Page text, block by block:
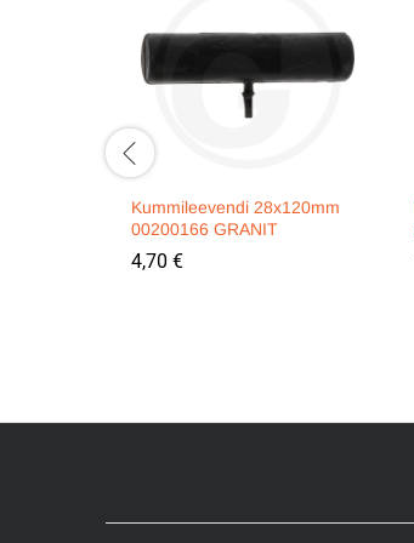
Kummileevendi 28x120mm
00200166 GRANIT
4,70 €